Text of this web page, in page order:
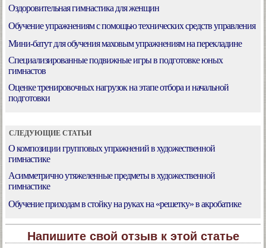
Оздоровительная гимнастика для женщин
Обучение упражнениям с помощью технических средств управления
Мини-батут для обучения маховым упражнениям на перекладине
Специализированные подвижные игры в подготовке юных
гимнастов
Оценке тренировочных нагрузок на этапе отбора и начальной
подготовки
СЛЕДУЮЩИЕ СТАТЬИ
О композиции групповых упражнений в художественной
гимнастике
Асимметрично утяжеленные предметы в художественной
гимнастике
Обучение приходам в стойку на руках на «решетку» в акробатике
Напишите свой отзыв к этой статье